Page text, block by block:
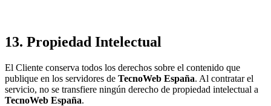
13. Propiedad Intelectual
El Cliente conserva todos los derechos sobre el contenido que
publique en los servidores de TecnoWeb España. Al contratar el
servicio, no se transfiere ningún derecho de propiedad intelectual a
TecnoWeb España.